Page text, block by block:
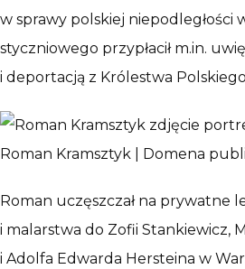
w sprawy polskiej niepodległości
styczniowego przypłacił m.in.
i deportacją z Królestwa
Roman Kramsztyk | Domena
Roman uczęszczał na prywatne
i malarstwa do Zofii Stankiewicz,
i Adolfa Edwarda Hersteina w